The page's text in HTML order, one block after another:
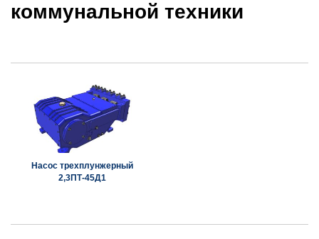
коммунальной техники
Насос трехплунжерный
2,3ПТ-45Д1